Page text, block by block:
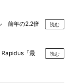
前年の2.2倍
読む
「最
読む